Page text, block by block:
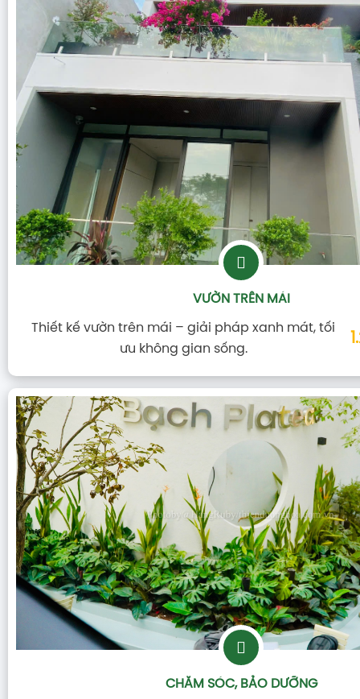
VƯỜN TRÊN MÁI
Thiết kế vườn trên mái – giải pháp xanh mát, tối
ưu không gian sống.
CHĂM SÓC, BẢO DƯỠNG